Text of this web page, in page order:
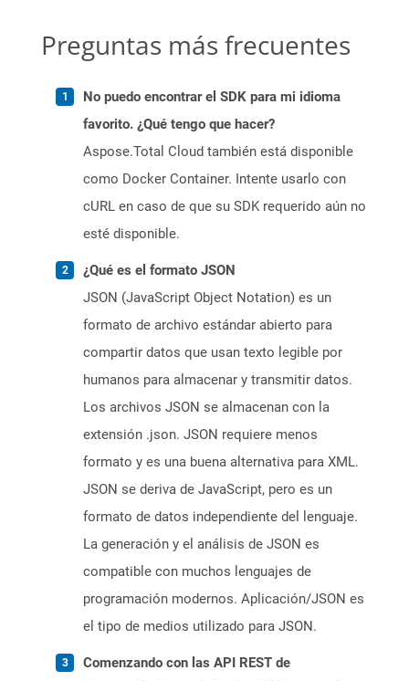
Preguntas más frecuentes
No puedo encontrar el SDK para mi idioma
favorito. ¿Qué tengo que hacer?
Aspose.Total Cloud también está disponible
como Docker Container. Intente usarlo con
cURL en caso de que su SDK requerido aún no
esté disponible.
¿Qué es el formato JSON
JSON (JavaScript Object Notation) es un
formato de archivo estándar abierto para
compartir datos que usan texto legible por
humanos para almacenar y transmitir datos.
Los archivos JSON se almacenan con la
extensión .json. JSON requiere menos
formato y es una buena alternativa para XML.
JSON se deriva de JavaScript, pero es un
formato de datos independiente del lenguaje.
La generación y el análisis de JSON es
compatible con muchos lenguajes de
programación modernos. Aplicación/JSON es
el tipo de medios utilizado para JSON.
Comenzando con las API REST de